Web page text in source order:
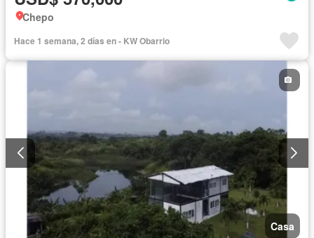
Chepo
Hace 1 semana, 2 días en - KW Obarrio
Casa